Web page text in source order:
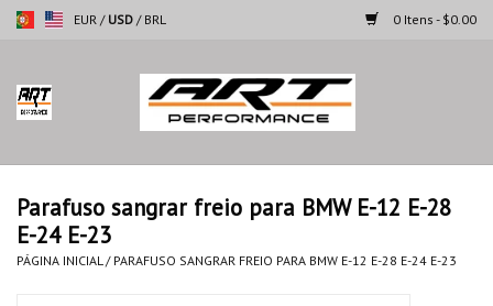
EUR / USD / BRL 0 Itens - $0.00
Página inicial
Motocicletas
Automoveis
Parafuso sangrar freio para BMW E-12 E-28
E-24 E-23
PÁGINA INICIAL / PARAFUSO SANGRAR FREIO PARA BMW E-12 E-28 E-24 E-23